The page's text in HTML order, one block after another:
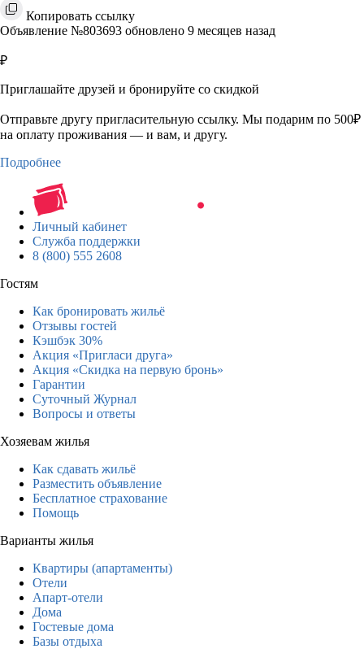
Копировать ссылку
Объявление №803693 обновлено 9 месяцев назад
₽
Приглашайте друзей и бронируйте со скидкой
Отправьте другу пригласительную ссылку. Мы подарим по 500₽
на оплату проживания — и вам, и другу.
Подробнее
Личный кабинет
Служба поддержки
8 (800) 555 2608
Гостям
Как бронировать жильё
Отзывы гостей
Кэшбэк 30%
Акция «Пригласи друга»
Акция «Скидка на первую бронь»
Гарантии
Суточный Журнал
Вопросы и ответы
Хозяевам жилья
Как сдавать жильё
Разместить объявление
Бесплатное страхование
Помощь
Варианты жилья
Квартиры (апартаменты)
Отели
Апарт-отели
Дома
Гостевые дома
Базы отдыха